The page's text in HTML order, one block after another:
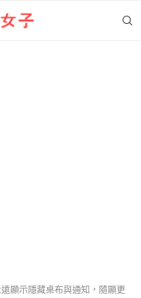
顯示隱藏桌布與通知，隨顯更